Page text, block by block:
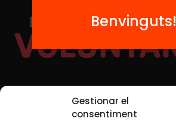
Gestionar el
consentiment
Xarxes Socials
Benvinguts!